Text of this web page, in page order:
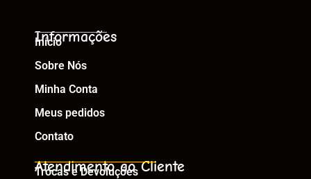
Informações
Início
Sobre Nós
Minha Conta
Meus pedidos
Contato
Atendimento ao Cliente
Trocas e Devoluções